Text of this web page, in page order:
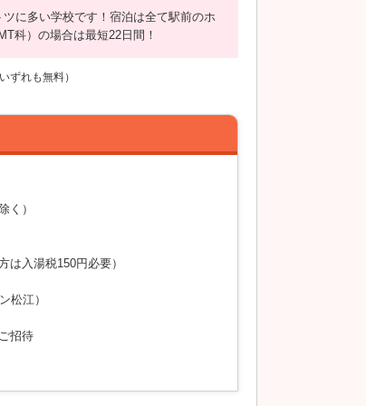
に多い学校です！宿泊は全て駅前のホ
科）の場合は最短22日間！
ずれも無料）
く）
は入湯税150円必要）
松江）
招待